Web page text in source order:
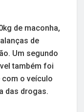
de maconha,
de
Um segundo
também foi
o veículo
das drogas.